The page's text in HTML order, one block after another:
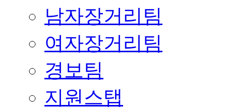
남자장거리팀
여자장거리팀
경보팀
지원스탭